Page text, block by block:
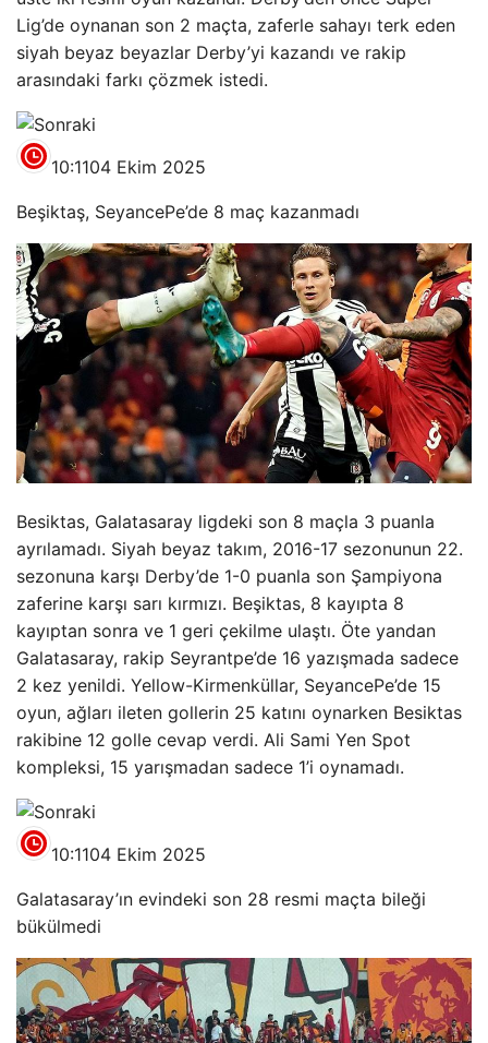
Lig’de oynanan son 2 maçta, zaferle sahayı terk eden
siyah beyaz beyazlar Derby’yi kazandı ve rakip
arasındaki farkı çözmek istedi.
10:1104 Ekim 2025
Beşiktaş, SeyancePe’de 8 maç kazanmadı
Besiktas, Galatasaray ligdeki son 8 maçla 3 puanla
ayrılamadı. Siyah beyaz takım, 2016-17 sezonunun 22.
sezonuna karşı Derby’de 1-0 puanla son Şampiyona
zaferine karşı sarı kırmızı. Beşiktas, 8 kayıpta 8
kayıptan sonra ve 1 geri çekilme ulaştı. Öte yandan
Galatasaray, rakip Seyrantpe’de 16 yazışmada sadece
2 kez yenildi. Yellow-Kirmenküllar, SeyancePe’de 15
oyun, ağları ileten gollerin 25 katını oynarken Besiktas
rakibine 12 golle cevap verdi. Ali Sami Yen Spot
kompleksi, 15 yarışmadan sadece 1’i oynamadı.
10:1104 Ekim 2025
Galatasaray’ın evindeki son 28 resmi maçta bileği
bükülmedi